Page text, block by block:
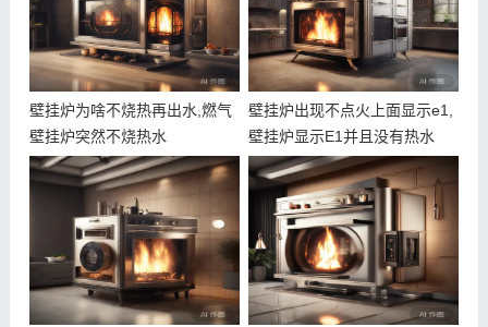
壁挂炉为啥不烧热再出水,燃气
壁挂炉突然不烧热水
壁挂炉出现不点火上面显示e1,
壁挂炉显示E1并且没有热水